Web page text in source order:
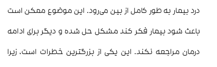
درد بیمار به طور کامل از بین می‌رود. این موضوع ممکن است
باعث شود بیمار فکر کند مشکل حل شده و دیگر برای ادامه
درمان مراجعه نکند. این یکی از بزرگترین خطرات است، زیرا